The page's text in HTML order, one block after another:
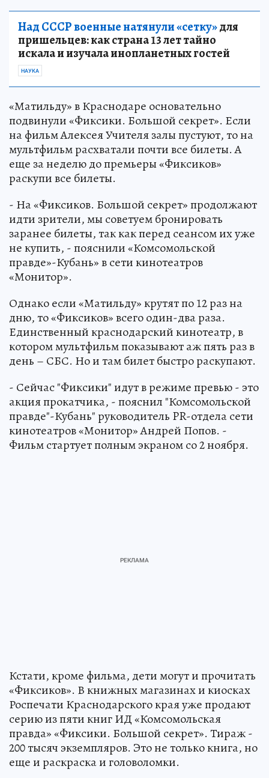
Над СССР военные натянули «сетку»для
пришельцев: как страна 13 лет тайно
искала и изучала инопланетных гостей
НАУКА
«Матильду» в Краснодаре основательно
подвинули «Фиксики. Большой секрет». Если
на фильм Алексея Учителя залы пустуют, то на
мультфильм расхватали почти все билеты. А
еще за неделю до премьеры «Фиксиков»
раскупи все билеты.
- На «Фиксиков. Большой секрет» продолжают
идти зрители, мы советуем бронировать
заранее билеты, так как перед сеансом их уже
не купить, - пояснили «Комсомольской
правде»-Кубань» в сети кинотеатров
«Монитор».
Однако если «Матильду» крутят по 12 раз на
дню, то «Фиксиков» всего один-два раза.
Единственный краснодарский кинотеатр, в
котором мультфильм показывают аж пять раз в
день – СБС. Но и там билет быстро раскупают.
- Сейчас "Фиксики" идут в режиме превью - это
акция прокатчика, - пояснил "Комсомольской
правде"-Кубань" руководитель PR-отдела сети
кинотеатров «Монитор» Андрей Попов. -
Фильм стартует полным экраном со 2 ноября.
Кстати, кроме фильма, дети могут и прочитать
«Фиксиков». В книжных магазинах и киосках
Роспечати Краснодарского края уже продают
серию из пяти книг ИД «Комсомольская
правда» «Фиксики. Большой секрет». Тираж -
200 тысяч экземпляров. Это не только книга, но
еще и раскраска и головоломки.